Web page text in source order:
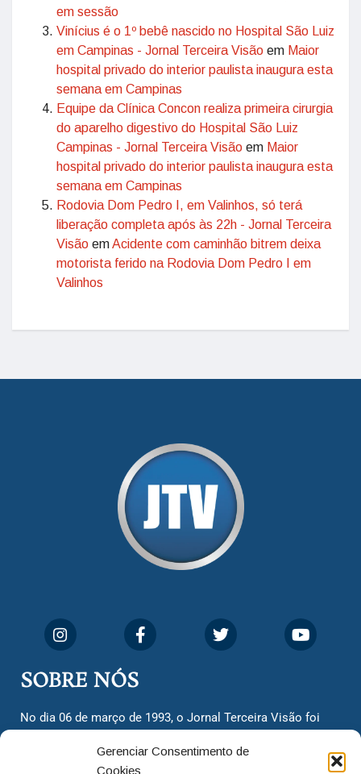
Gerenciar Consentimento de
Cookies
em sessão
Vinícius é o 1º bebê nascido no Hospital São Luiz
em Campinas - Jornal Terceira Visão em Maior
hospital privado do interior paulista inaugura esta
semana em Campinas
Equipe da Clínica Concon realiza primeira cirurgia
do aparelho digestivo do Hospital São Luiz
Campinas - Jornal Terceira Visão em Maior
hospital privado do interior paulista inaugura esta
semana em Campinas
Rodovia Dom Pedro I, em Valinhos, só terá
liberação completa após às 22h - Jornal Terceira
Visão emAcidente com caminhão bitrem deixa
motorista ferido na Rodovia Dom Pedro I em
Valinhos
SOBRE NÓS
No dia 06 de março de 1993, o Jornal Terceira Visão foi
cidadãos valinhenses, já que naquela época só existiam